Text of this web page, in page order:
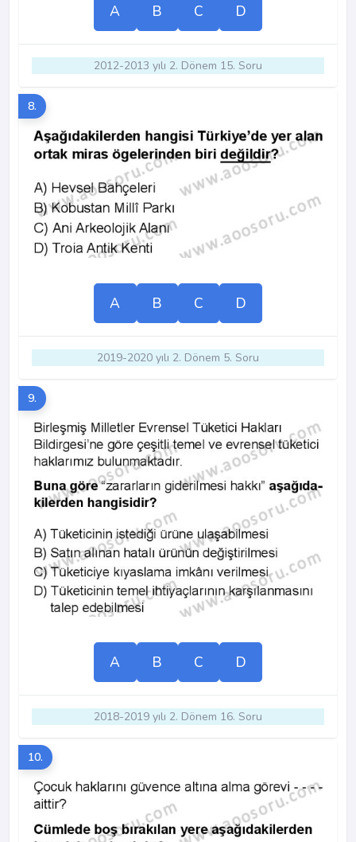
A B C D
2012-2013 yılı 2. Dönem 15. Soru
8.
A B C D
2019-2020 yılı 2. Dönem 5. Soru
9.
A B C D
2018-2019 yılı 2. Dönem 16. Soru
10.